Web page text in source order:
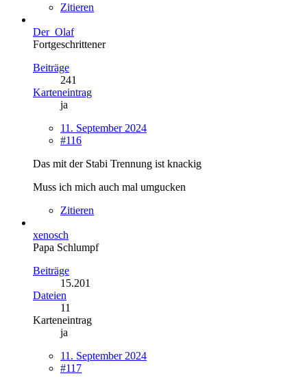
Zitieren
Der_Olaf
Fortgeschrittener
Beiträge
241
Karteneintrag
ja
11. September 2024
#116
Das mit der Stabi Trennung ist knackig
Muss ich mich auch mal umgucken
Zitieren
xenosch
Papa Schlumpf
Beiträge
15.201
Dateien
11
Karteneintrag
ja
11. September 2024
#117